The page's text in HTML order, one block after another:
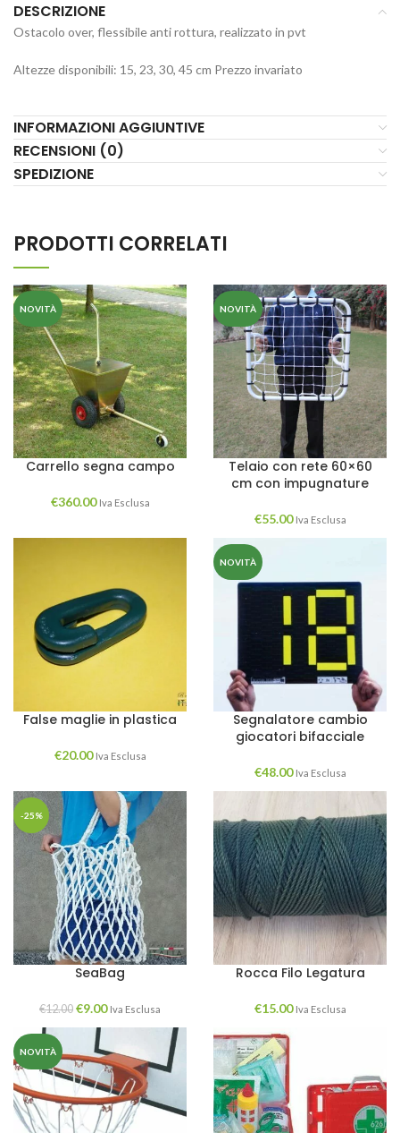
DESCRIZIONE
Ostacolo over, flessibile anti rottura, realizzato in pvt
Altezze disponibili: 15, 23, 30, 45 cm Prezzo invariato
INFORMAZIONI AGGIUNTIVE
RECENSIONI (0)
SPEDIZIONE
PRODOTTI CORRELATI
NOVITÀ
Carrello segna campo
€360.00 Iva Esclusa
NOVITÀ
Telaio con rete 60×60
cm con impugnature
€55.00 Iva Esclusa
False maglie in plastica
€20.00 Iva Esclusa
NOVITÀ
Segnalatore cambio
giocatori bifacciale
€48.00 Iva Esclusa
-25%
SeaBag
€12.00 €9.00 Iva Esclusa
Rocca Filo Legatura
€15.00 Iva Esclusa
NOVITÀ